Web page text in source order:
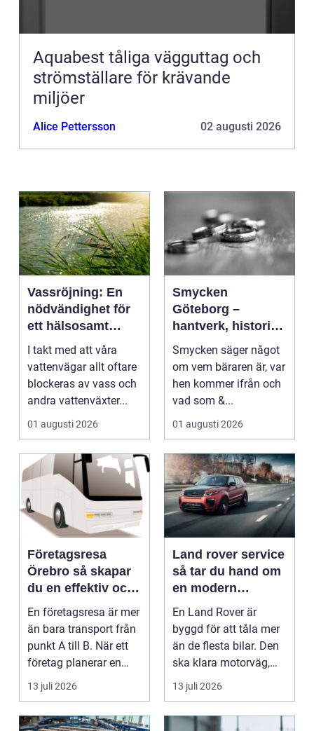
Aquabest tåliga vägguttag och
strömställare för krävande
miljöer
Alice Pettersson 02 augusti 2026
Vassröjning: En
nödvändighet för
ett hälsosamt
vattenlandskap
I takt med att våra
vattenvägar allt oftare
blockeras av vass och
andra vattenväxter...
01 augusti 2026
Smycken
Göteborg –
hantverk, historia
och personligt
uttryck
Smycken säger något
om vem bäraren är, var
hen kommer ifrån och
vad som &...
01 augusti 2026
Företagsresa
Örebro så skapar
du en effektiv och
minnesvärd resa
En företagsresa är mer
än bara transport från
punkt A till B. När ett
företag planerar en
resa för m...
13 juli 2026
Land rover service
så tar du hand om
en modern
klassiker
En Land Rover är
byggd för att tåla mer
än de flesta bilar. Den
ska klara motorväg,
stadstrafik, gru...
13 juli 2026